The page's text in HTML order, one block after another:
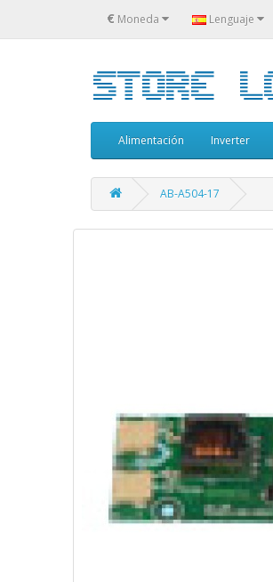
€ Moneda Lenguaje
Alimentación Inverter
AB-A504-17